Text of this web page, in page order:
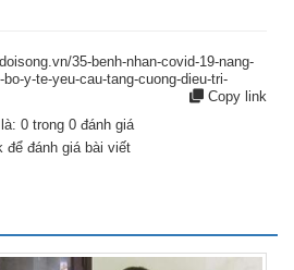
35-benh-nhan-covid-19-nang-
y-te-yeu-cau-tang-cuong-dieu-tri-
Copy link
0 trong 0 đánh giá
để đánh giá bài viết